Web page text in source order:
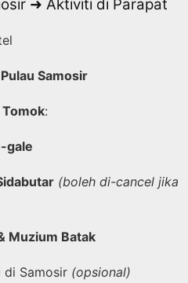
➜ Aktiviti di Parapat
Samosir
:
gale
(boleh di-cancel jika
Muzium Batak
Samosir (opsional)